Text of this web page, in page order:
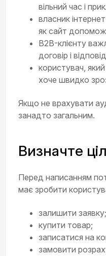
вільний час і
власник
як сайт
B2B-клієнту
договір і
користувач,
хоче швидко
Якщо не врахувати
занадто загальним.
Визначте
Перед написанням
має зробити
залишити заявку;
купити товар;
записатися на
замовити